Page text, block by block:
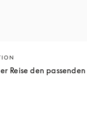
Reise den passenden